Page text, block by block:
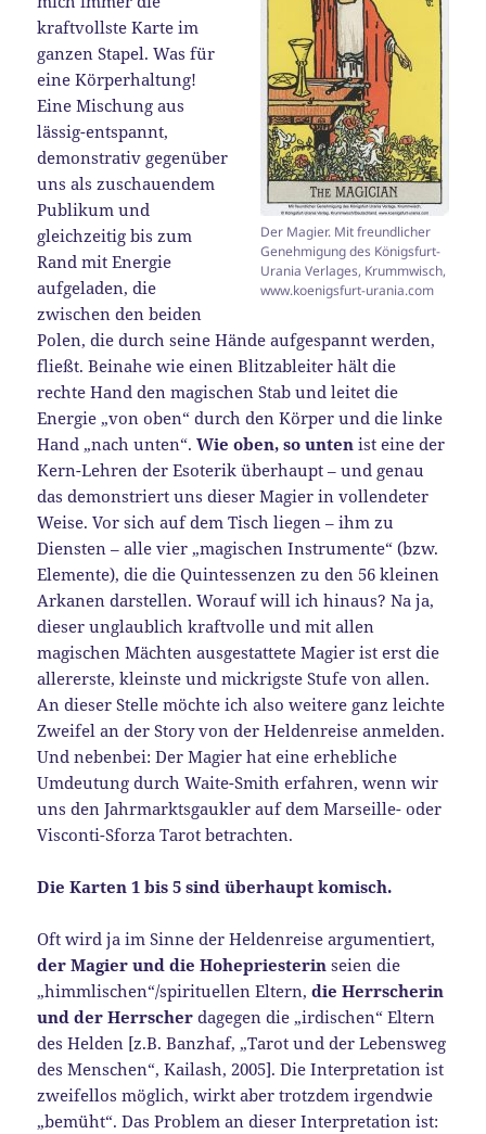
Der Magier. Mit freundlicher
Genehmigung des Königsfurt-
Urania Verlages, Krummwisch,
www.koenigsfurt-urania.com
kraftvollste Karte im
ganzen Stapel. Was für
eine Körperhaltung!
Eine Mischung aus
lässig-entspannt,
demonstrativ gegenüber
uns als zuschauendem
Publikum und
gleichzeitig bis zum
Rand mit Energie
aufgeladen, die
zwischen den beiden
Polen, die durch seine Hände aufgespannt werden,
fließt. Beinahe wie einen Blitzableiter hält die
rechte Hand den magischen Stab und leitet die
Energie „von oben“ durch den Körper und die linke
Hand „nach unten“.Wie oben, so unten ist eine der
Kern-Lehren der Esoterik überhaupt – und genau
das demonstriert uns dieser Magier in vollendeter
Weise. Vor sich auf dem Tisch liegen – ihm zu
Diensten – alle vier „magischen Instrumente“ (bzw.
Elemente), die die Quintessenzen zu den 56 kleinen
Arkanen darstellen. Worauf will ich hinaus? Na ja,
dieser unglaublich kraftvolle und mit allen
magischen Mächten ausgestattete Magier ist erst die
allererste, kleinste und mickrigste Stufe von allen.
An dieser Stelle möchte ich also weitere ganz leichte
Zweifel an der Story von der Heldenreise anmelden.
Und nebenbei: Der Magier hat eine erhebliche
Umdeutung durch Waite-Smith erfahren, wenn wir
uns den Jahrmarktsgaukler auf dem Marseille- oder
Visconti-Sforza Tarot betrachten.
Die Karten 1 bis 5 sind überhaupt komisch.
Oft wird ja im Sinne der Heldenreise argumentiert,
der Magier und die Hohepriesterin seien die
„himmlischen“/spirituellen Eltern,die Herrscherin
und der Herrscher dagegen die „irdischen“ Eltern
des Helden [z.B. Banzhaf, „Tarot und der Lebensweg
des Menschen“, Kailash, 2005]. Die Interpretation ist
zweifellos möglich, wirkt aber trotzdem irgendwie
„bemüht“. Das Problem an dieser Interpretation ist: